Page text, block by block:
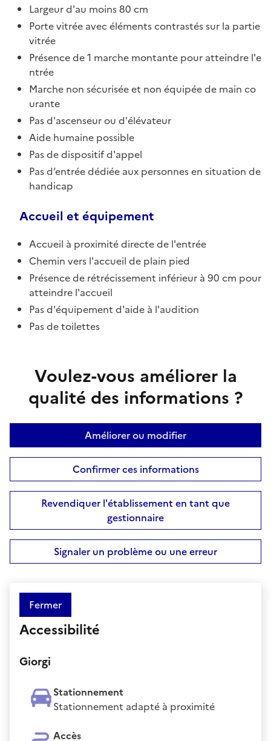
Largeur d'au moins 80 cm
Porte vitrée avec éléments contrastés sur la partie
vitrée
Présence de 1 marche montante pour atteindre l'e
ntrée
Marche non sécurisée et non équipée de main co
urante
Pas d'ascenseur ou d'élévateur
Aide humaine possible
Pas de dispositif d'appel
Pas d’entrée dédiée aux personnes en situation de
handicap
Accueil et équipement
Accueil à proximité directe de l'entrée
Chemin vers l'accueil de plain pied
Présence de rétrécissement inférieur à 90 cm pour
atteindre l'accueil
Pas d'équipement d'aide à l'audition
Pas de toilettes
Voulez-vous améliorer la
qualité des informations ?
Améliorer ou modifier
Confirmer ces informations
Revendiquer l'établissement en tant que
gestionnaire
Signaler un problème ou une erreur
Fermer
Accessibilité
Giorgi
Stationnement
Stationnement adapté à proximité
Accès